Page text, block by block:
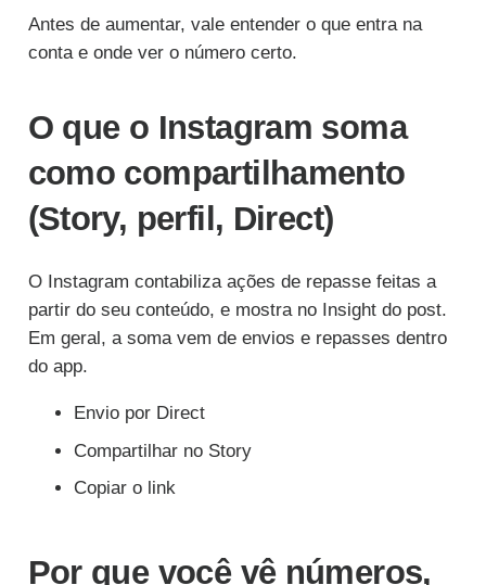
Antes de aumentar, vale entender o que entra na
conta e onde ver o número certo.
O que o Instagram soma
como compartilhamento
(Story, perfil, Direct)
O Instagram contabiliza ações de repasse feitas a
partir do seu conteúdo, e mostra no Insight do post.
Em geral, a soma vem de envios e repasses dentro
do app.
Envio por Direct
Compartilhar no Story
Copiar o link
Por que você vê números,